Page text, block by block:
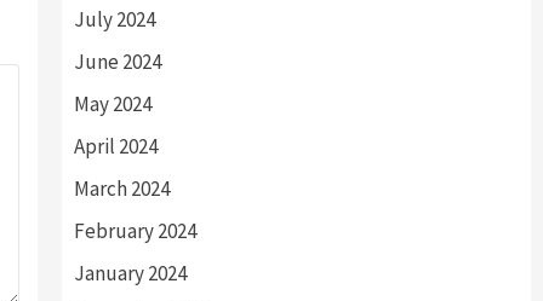
July 2024
June 2024
May 2024
April 2024
March 2024
February 2024
January 2024